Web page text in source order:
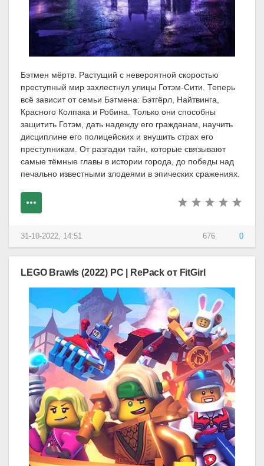
Бэтмен мёртв. Растущий с невероятной скоростью
преступный мир захлестнул улицы Готэм-Сити. Теперь
всё зависит от семьи Бэтмена: Бэтгёрл, Найтвинга,
Красного Колпака и Робина. Только они способны
защитить Готэм, дать надежду его гражданам, научить
дисциплине его полицейских и внушить страх его
преступникам. От разгадки тайн, которые связывают
самые тёмные главы в истории города, до победы над
печально известными злодеями в эпических сражениях.
676 0
31-10-2022, 14:51
LEGO Brawls (2022) PC | RePack от FitGirl